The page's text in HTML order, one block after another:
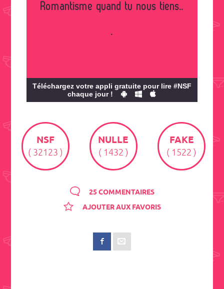
Romantisme quand tu nous tiens..
.
Téléchargez votre appli gratuite pour lire #NSF
chaque jour !
NSF
( 32123 )
NULLE
( 1432 )
FAKE
( 1522 )
25 COMMENTAIRES
AJOUTER AUX FAVORIS